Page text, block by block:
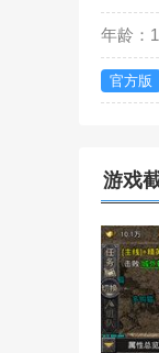
年龄：
官方版
游戏